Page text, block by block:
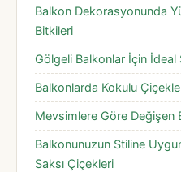
Balkon Dekorasyonunda
Bitkileri
Gölgeli Balkonlar İçin İdeal
Balkonlarda Kokulu
Mevsimlere Göre Değişen
Balkonunuzun Stiline
Saksı Çiçekleri